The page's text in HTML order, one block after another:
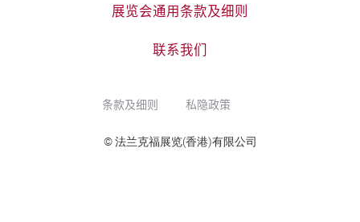
展览会通用条款及细则
联系我们
条款及细则 私隐政策
© 法兰克福展览(香港)有限公司